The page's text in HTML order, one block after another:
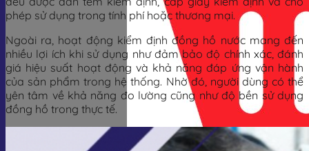
phép sử dụng trong tính phí hoặc thương mại.
Ngoài ra, hoạt động kiểm định đồng hồ nước mang đến
nhiều lợi ích khi sử dụng như đảm bảo độ chính xác, đánh
giá hiệu suất hoạt động và khả năng đáp ứng vận hành
của sản phẩm trong hệ thống. Nhờ đó, người dùng có thể
yên tâm về khả năng đo lường cũng như độ bền sử dụng
đồng hồ trong thực tế.